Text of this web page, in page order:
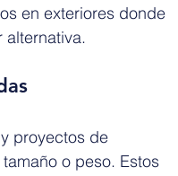
en exteriores donde
alternativa.
proyectos de
o peso. Estos